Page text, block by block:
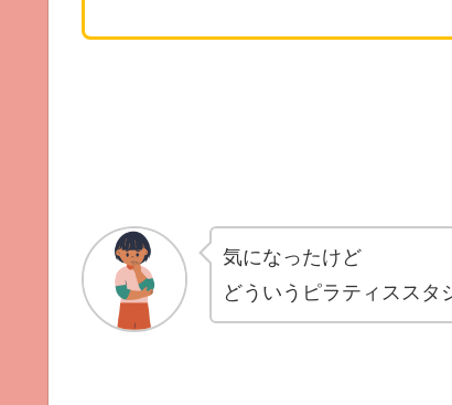
気になったけど
どういうピラティススタ